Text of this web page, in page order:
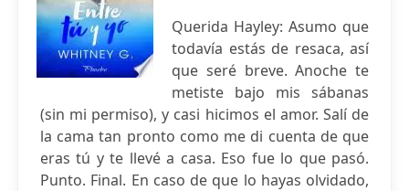
Querida Hayley: Asumo que
todavía estás de resaca, así
que seré breve. Anoche te
metiste bajo mis sábanas
(sin mi permiso), y casi hicimos el amor. Salí de
la cama tan pronto como me di cuenta de que
eras tú y te llevé a casa. Eso fue lo que pasó.
Punto. Final. En caso de que lo hayas olvidado,